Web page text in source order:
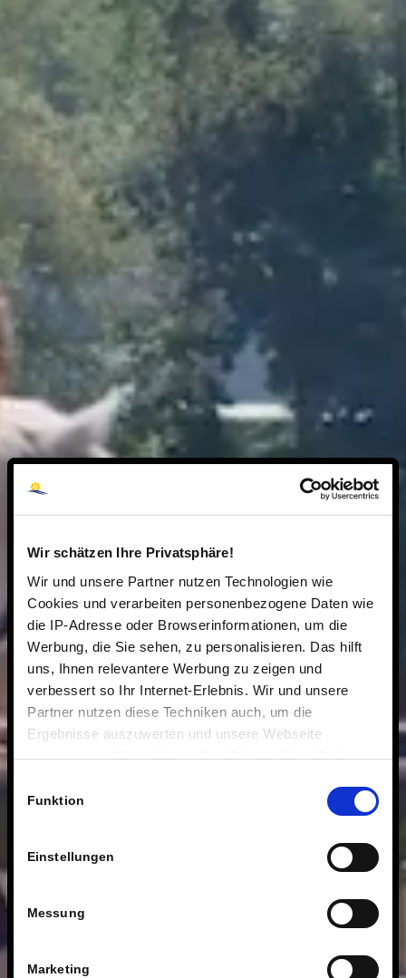
Wir schätzen Ihre Privatsphäre!
Wir und unsere Partner nutzen Technologien wie
Cookies und verarbeiten personenbezogene Daten wie
die IP-Adresse oder Browserinformationen, um die
Werbung, die Sie sehen, zu personalisieren. Das hilft
uns, Ihnen relevantere Werbung zu zeigen und
verbessert so Ihr Internet-Erlebnis. Wir und unsere
Partner nutzen diese Techniken auch, um die
Ergebnisse auszuwerten und unsere Webseite
anzupassen. Wir schätzen Ihre Privatsphäre. Daher
Technologien.
Funktion
Einstellungen
Messung
Marketing